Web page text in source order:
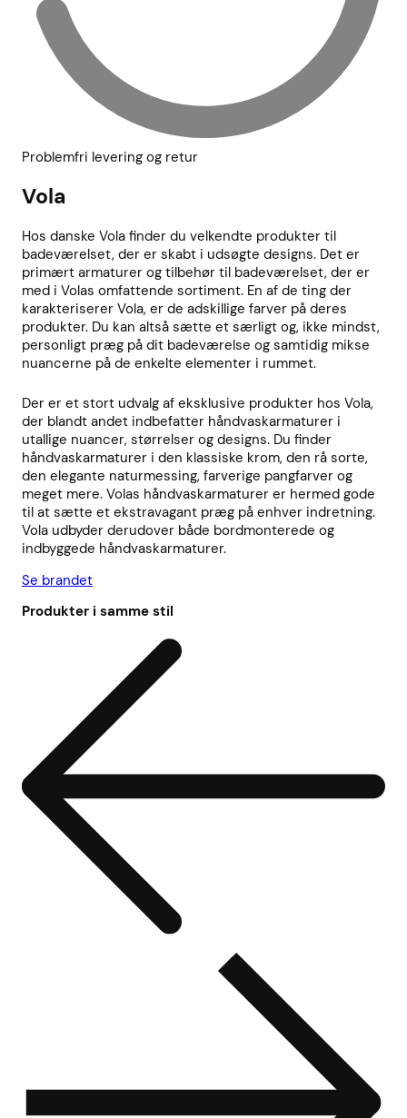
Problemfri levering og retur
Vola
Hos danske Vola finder du velkendte produkter til
badeværelset, der er skabt i udsøgte designs. Det er
primært armaturer og tilbehør til badeværelset, der er
med i Volas omfattende sortiment. En af de ting der
karakteriserer Vola, er de adskillige farver på deres
produkter. Du kan altså sætte et særligt og, ikke mindst,
personligt præg på dit badeværelse og samtidig mikse
nuancerne på de enkelte elementer i rummet.
Der er et stort udvalg af eksklusive produkter hos Vola,
der blandt andet indbefatter håndvaskarmaturer i
utallige nuancer, størrelser og designs. Du finder
håndvaskarmaturer i den klassiske krom, den rå sorte,
den elegante naturmessing, farverige pangfarver og
meget mere. Volas håndvaskarmaturer er hermed gode
til at sætte et ekstravagant præg på enhver indretning.
Vola udbyder derudover både bordmonterede og
indbyggede håndvaskarmaturer.
Se brandet
Produkter i samme stil